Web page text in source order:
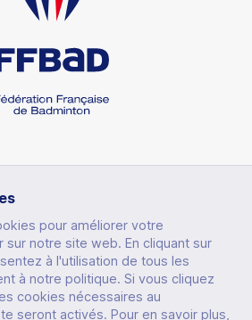
pour améliorer votre
sur notre site web. En cliquant sur
à l'utilisation de tous les
à notre politique. Si vous cliquez
cookies nécessaires au
seront activés. Pour en savoir plus,